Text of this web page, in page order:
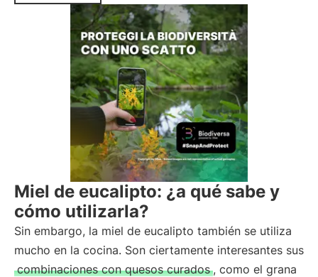
Miel de eucalipto: ¿a qué sabe y
cómo utilizarla?
Sin embargo, la miel de eucalipto también se utiliza
mucho en la cocina. Son ciertamente interesantes sus
combinaciones con quesos curados , como el grana